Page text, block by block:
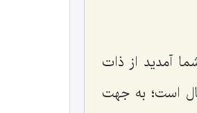
آمدید از ذات
است؛ به جهت